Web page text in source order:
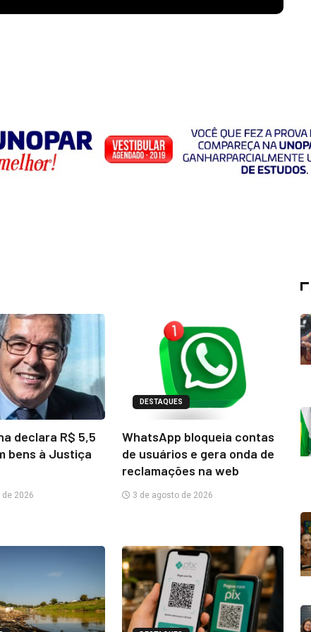
declara R$ 5,5
bens à Justiça
2026
DESTAQUES
WhatsApp bloqueia contas
de usuários e gera onda de
reclamações na web
3 de agosto de 2026